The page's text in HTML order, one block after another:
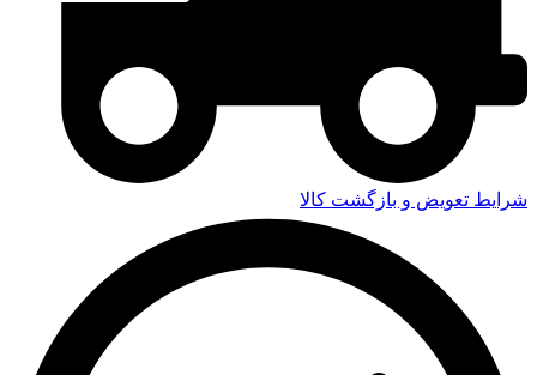
شرایط تعویض و بازگشت کالا